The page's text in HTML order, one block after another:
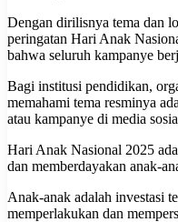
Dengan dirilisnya tema dan
peringatan Hari Anak
bahwa seluruh kampanye
Bagi institusi pendidikan,
memahami tema resminya
atau kampanye di media
Hari Anak Nasional 2025
dan memberdayakan anak-
Anak-anak adalah investasi
memperlakukan dan